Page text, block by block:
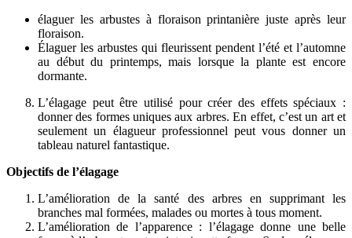
élaguer les arbustes à floraison printanière juste après leur
floraison.
Élaguer les arbustes qui fleurissent pendent l’été et l’automne
au début du printemps, mais lorsque la plante est encore
dormante.
L’élagage peut être utilisé pour créer des effets spéciaux :
donner des formes uniques aux arbres. En effet, c’est un art et
seulement un élagueur professionnel peut vous donner un
tableau naturel fantastique.
Objectifs de l’élagage
L’amélioration de la santé des arbres en supprimant les
branches mal formées, malades ou mortes à tous moment.
L’amélioration de l’apparence : l’élagage donne une belle